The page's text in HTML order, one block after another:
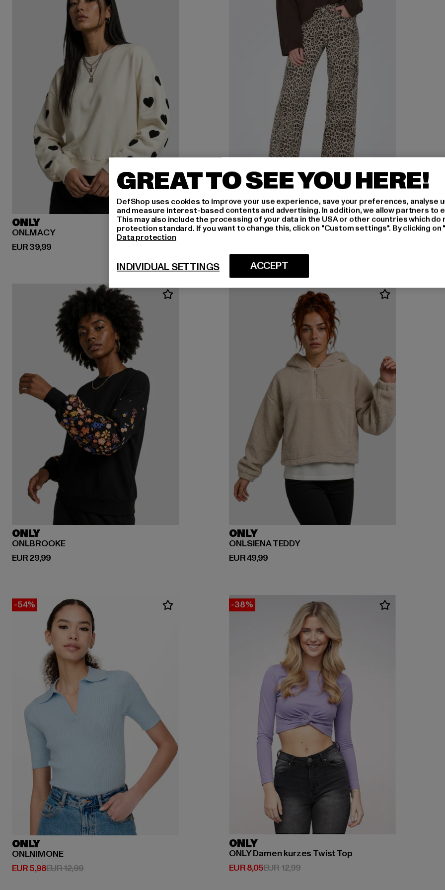
ONLY
ONLMACY
EUR 39,99
Derzeitiger Preis: EUR 39,99
ONLY
ONLMADISON BLUSH HW LEO WIDE
ONLY
ONLBROOKE
EUR 29,99
Derzeitiger Preis: EUR 29,99
ONLY
ONLSIENA TEDDY
EUR 49,99
Derzeitiger Preis: EUR 49,99
-54%
ONLY
ONLNIMONE
EUR 5,98
Derzeitiger Preis: EUR 5,98
EUR 12,99Aktionspreis: EUR 12,99
-38%
ONLY
ONLY Damen kurzes Twist Top
EUR 8,05
Derzeitiger Preis: EUR 8,05
EUR 12,99Aktionspreis: EUR 12,99
GREAT TO SEE YOU HERE!
DefShop uses cookies to improve your use experience, save your preferences, analyse
and measure interest-based contents and advertising. In addition, we allow partners to
This may also include the processing of your data in the USA or other countries which do
protection standard. If you want to change this, click on "Custom settings". By clicking
Data protection
ACCEPT
INDIVIDUAL SETTINGS